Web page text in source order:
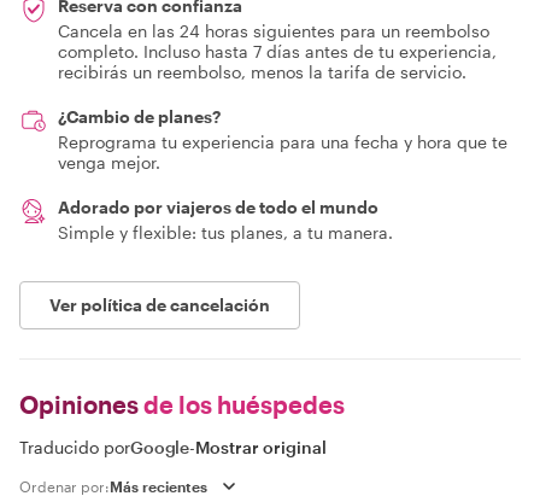
Reserva con confianza
Cancela en las 24 horas siguientes para un reembolso
completo. Incluso hasta 7 días antes de tu experiencia,
recibirás un reembolso, menos la tarifa de servicio.
¿Cambio de planes?
Reprograma tu experiencia para una fecha y hora que te
venga mejor.
Adorado por viajeros de todo el mundo
Simple y flexible: tus planes, a tu manera.
Ver política de cancelación
Opinionesde los huéspedes
Traducido porGoogle-Mostrar original
Ordenar por: